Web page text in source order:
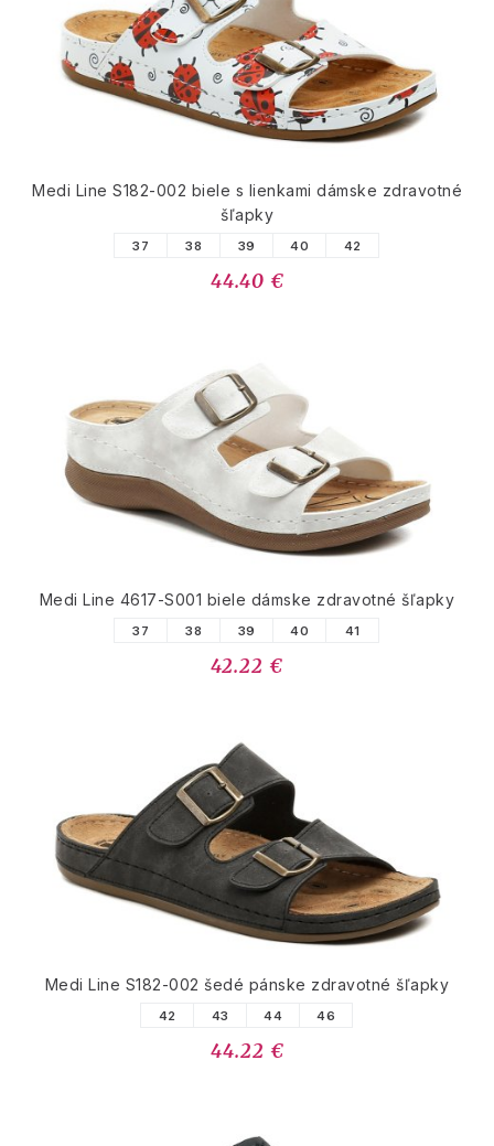
Medi Line S182-002 biele s lienkami dámske zdravotné
šľapky
37 38 39 40 42
44.40 €
Medi Line 4617-S001 biele dámske zdravotné šľapky
37 38 39 40 41
42.22 €
Medi Line S182-002 šedé pánske zdravotné šľapky
42 43 44 46
44.22 €